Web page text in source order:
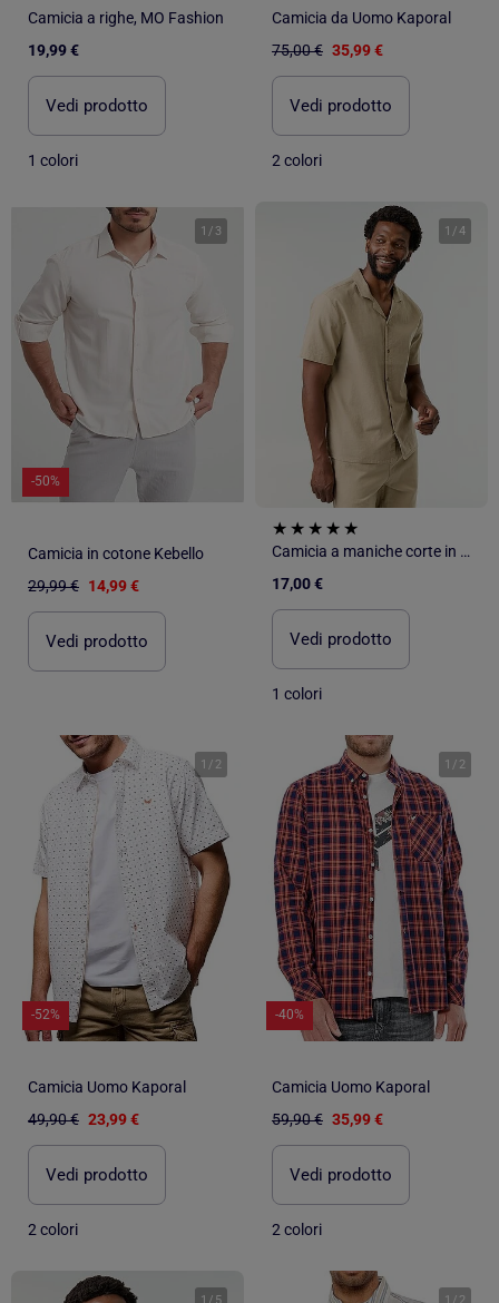
Camicia a righe, MO Fashion
19,99 €
Vedi prodotto
1 colori
Camicia da Uomo Kaporal
75,00 € 35,99 €
Vedi prodotto
2 colori
1 / 3
-50%
Camicia in cotone Kebello
29,99 € 14,99 €
Vedi prodotto
1 /4
Camicia a maniche corte in misto lino
17,00 €
Vedi prodotto
1 colori
1 / 2
-52%
Camicia Uomo Kaporal
49,90 € 23,99 €
Vedi prodotto
2 colori
1 / 2
-40%
Camicia Uomo Kaporal
59,90 € 35,99 €
Vedi prodotto
2 colori